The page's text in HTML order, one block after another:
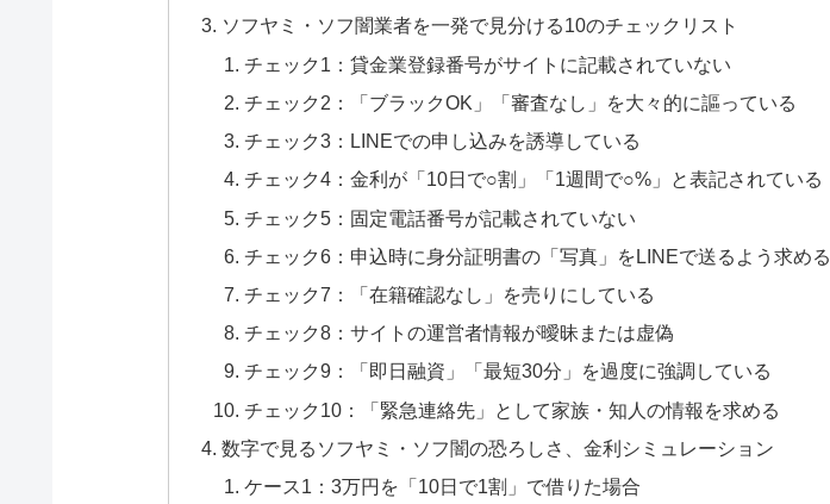
ソフヤミ・ソフ闇業者を一発で見分ける10のチェックリスト
チェック1：貸金業登録番号がサイトに記載されていない
チェック2：「ブラックOK」「審査なし」を大々的に謳っている
チェック3：LINEでの申し込みを誘導している
チェック4：金利が「10日で○割」「1週間で○%」と表記されている
チェック5：固定電話番号が記載されていない
チェック6：申込時に身分証明書の「写真」をLINEで送るよう求める
チェック7：「在籍確認なし」を売りにしている
チェック8：サイトの運営者情報が曖昧または虚偽
チェック9：「即日融資」「最短30分」を過度に強調している
チェック10：「緊急連絡先」として家族・知人の情報を求める
数字で見るソフヤミ・ソフ闇の恐ろしさ、金利シミュレーション
ケース1：3万円を「10日で1割」で借りた場合